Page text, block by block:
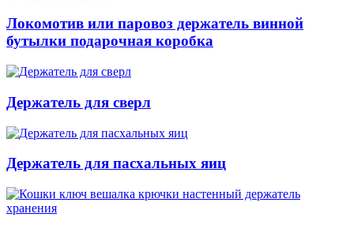
Локомотив или паровоз держатель винной
бутылки подарочная коробка
Держатель для сверл
Держатель для пасхальных яиц